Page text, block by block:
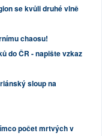
se kvůli druhé vlně
chaosu!
do ČR - napište vzkaz
sloup na
počet mrtvých v